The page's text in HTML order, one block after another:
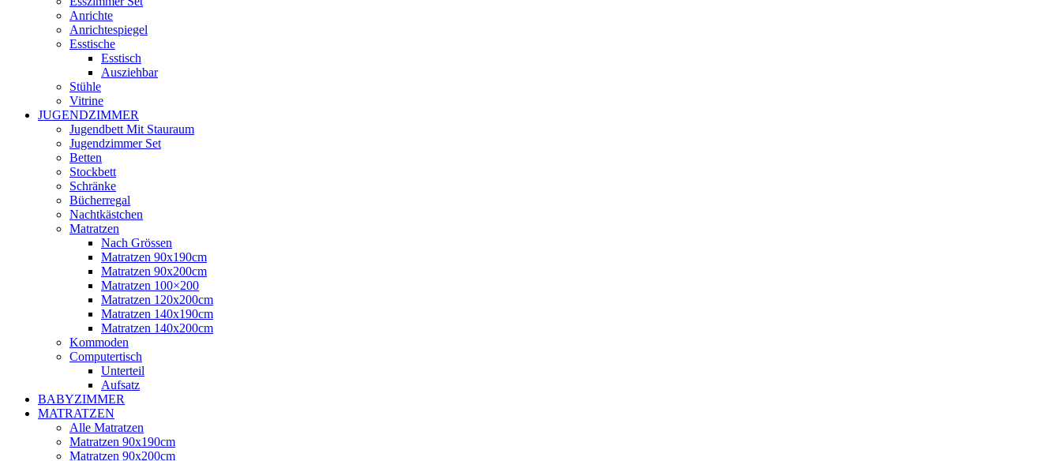
Anrichte
Anrichtespiegel
Esstische
Esstisch
Ausziehbar
Stühle
Vitrine
JUGENDZIMMER
Jugendbett Mit Stauraum
Jugendzimmer Set
Betten
Stockbett
Schränke
Bücherregal
Nachtkästchen
Matratzen
Nach Grössen
Matratzen 90x190cm
Matratzen 90x200cm
Matratzen 100×200
Matratzen 120x200cm
Matratzen 140x190cm
Matratzen 140x200cm
Kommoden
Computertisch
Unterteil
Aufsatz
BABYZIMMER
MATRATZEN
Alle Matratzen
Matratzen 90x190cm
Matratzen 90x200cm